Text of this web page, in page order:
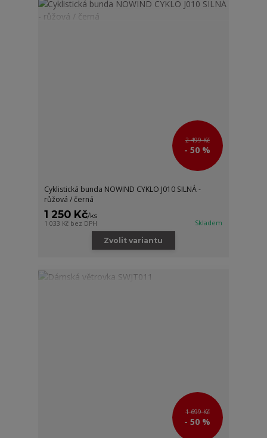
2 499 Kč
- 50 %
Cyklistická bunda NOWIND CYKLO J010 SILNÁ -
růžová / černá
1 250 Kč/ks
1 033 Kč bez DPH Skladem
Zvolit variantu
1 699 Kč
- 50 %